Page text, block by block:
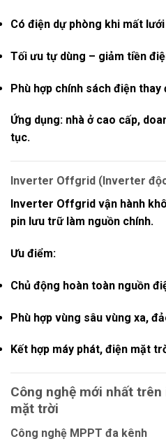
Có điện dự phòng khi mất lưới
Tối ưu tự dùng – giảm tiền
Phù hợp chính sách điện thay
Ứng dụng: nhà ở cao cấp,
tục.
Inverter Offgrid (Inverter
Inverter Offgrid vận hành
pin lưu trữ làm nguồn chính.
Ưu điểm:
Chủ động hoàn toàn nguồn
Phù hợp vùng sâu vùng xa,
Kết hợp máy phát, điện mặt
Công nghệ mới nhất
mặt trời
Công nghệ MPPT đa kênh